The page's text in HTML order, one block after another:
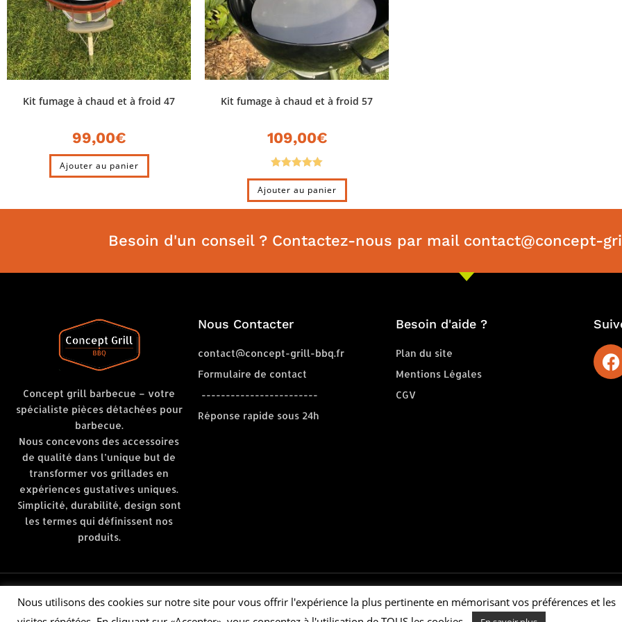
Kit fumage à chaud et à froid 47
99,00€
Ajouter au panier
Kit fumage à chaud et à froid 57
109,00€
Note5.00
sur 5
Ajouter au panier
Besoin d'un conseil ? Contactez-nous par mail contact@concept-
Concept grill barbecue – votre
spécialiste pièces détachées pour
barbecue.
Nous concevons des accessoires
de qualité dans l’unique but de
transformer vos grillades en
expériences gustatives uniques.
Simplicité, durabilité, design sont
les termes qui définissent nos
produits.
Nous Contacter
contact@concept-grill-bbq.fr
Formulaire de contact
------------------------
Réponse rapide sous 24h
Besoin d'aide ?
Plan du site
Mentions Légales
CGV
© 2021 CONCEPT GRILL BBQ
Nous utilisons des cookies sur notre site pour vous offrir l'expérience la plus pertinente en mémorisant vos préférences et les